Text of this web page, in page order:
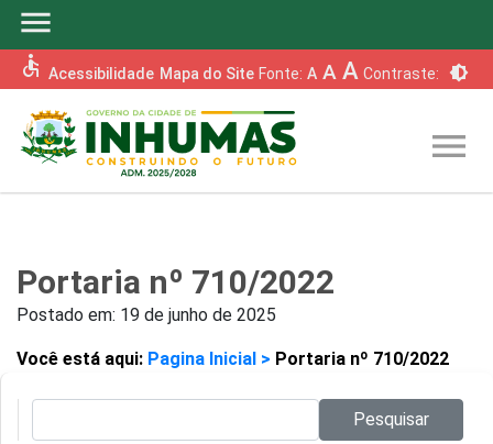
menu
accessible Acessibilidade Mapa do Site Fonte: A A A Contraste: brightness_6
menu
Portaria nº 710/2022
Postado em: 19 de junho de 2025
Você está aqui: Pagina Inicial > Portaria nº 710/2022
Pesquisar